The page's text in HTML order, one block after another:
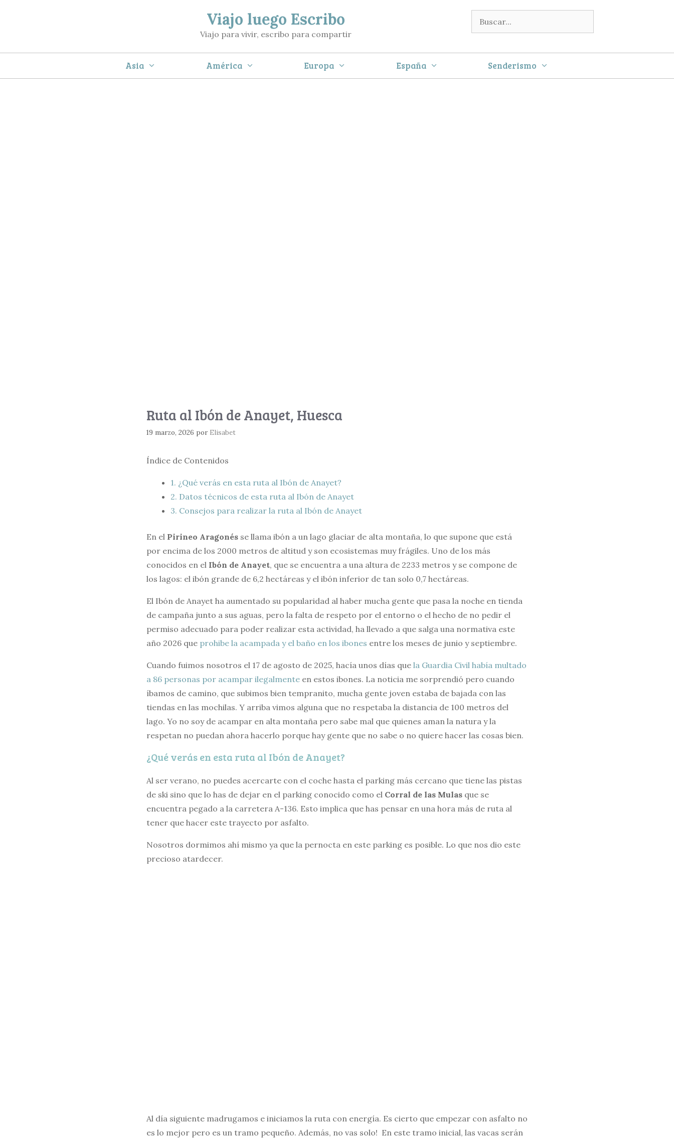
Buscar:
Viajo luego Escribo
Viajo para vivir, escribo para compartir
Asia América Europa España Senderismo
Ruta al Ibón de Anayet, Huesca
19 marzo, 2026 por Elisabet
Índice de Contenidos
1. ¿Qué verás en esta ruta al Ibón de Anayet?
2. Datos técnicos de esta ruta al Ibón de Anayet
3. Consejos para realizar la ruta al Ibón de Anayet
En el Pirineo Aragonés se llama ibón a un lago glaciar de alta montaña, lo que supone que está
por encima de los 2000 metros de altitud y son ecosistemas muy frágiles. Uno de los más
conocidos en el Ibón de Anayet, que se encuentra a una altura de 2233 metros y se compone de
los lagos: el ibón grande de 6,2 hectáreas y el ibón inferior de tan solo 0,7 hectáreas.
El Ibón de Anayet ha aumentado su popularidad al haber mucha gente que pasa la noche en tienda
de campaña junto a sus aguas, pero la falta de respeto por el entorno o el hecho de no pedir el
permiso adecuado para poder realizar esta actividad, ha llevado a que salga una normativa este
año 2026 que prohibe la acampada y el baño en los ibones entre los meses de junio y septiembre.
Cuando fuimos nosotros el 17 de agosto de 2025, hacía unos días que la Guardia Civil había multado
a 86 personas por acampar ilegalmente en estos ibones. La noticia me sorprendió pero cuando
íbamos de camino, que subimos bien tempranito, mucha gente joven estaba de bajada con las
tiendas en las mochilas. Y arriba vimos alguna que no respetaba la distancia de 100 metros del
lago. Yo no soy de acampar en alta montaña pero sabe mal que quienes aman la natura y la
respetan no puedan ahora hacerlo porque hay gente que no sabe o no quiere hacer las cosas bien.
¿Qué verás en esta ruta al Ibón de Anayet?
Al ser verano, no puedes acercarte con el coche hasta el parking más cercano que tiene las pistas
de ski sino que lo has de dejar en el parking conocido como el Corral de las Mulas que se
encuentra pegado a la carretera A-136. Esto implica que has pensar en una hora más de ruta al
tener que hacer este trayecto por asfalto.
Nosotros dormimos ahí mismo ya que la pernocta en este parking es posible. Lo que nos dio este
precioso atardecer.
Al día siguiente madrugamos e iniciamos la ruta con energía. Es cierto que empezar con asfalto no
es lo mejor pero es un tramo pequeño. Además, no vas solo! En este tramo inicial, las vacas serán